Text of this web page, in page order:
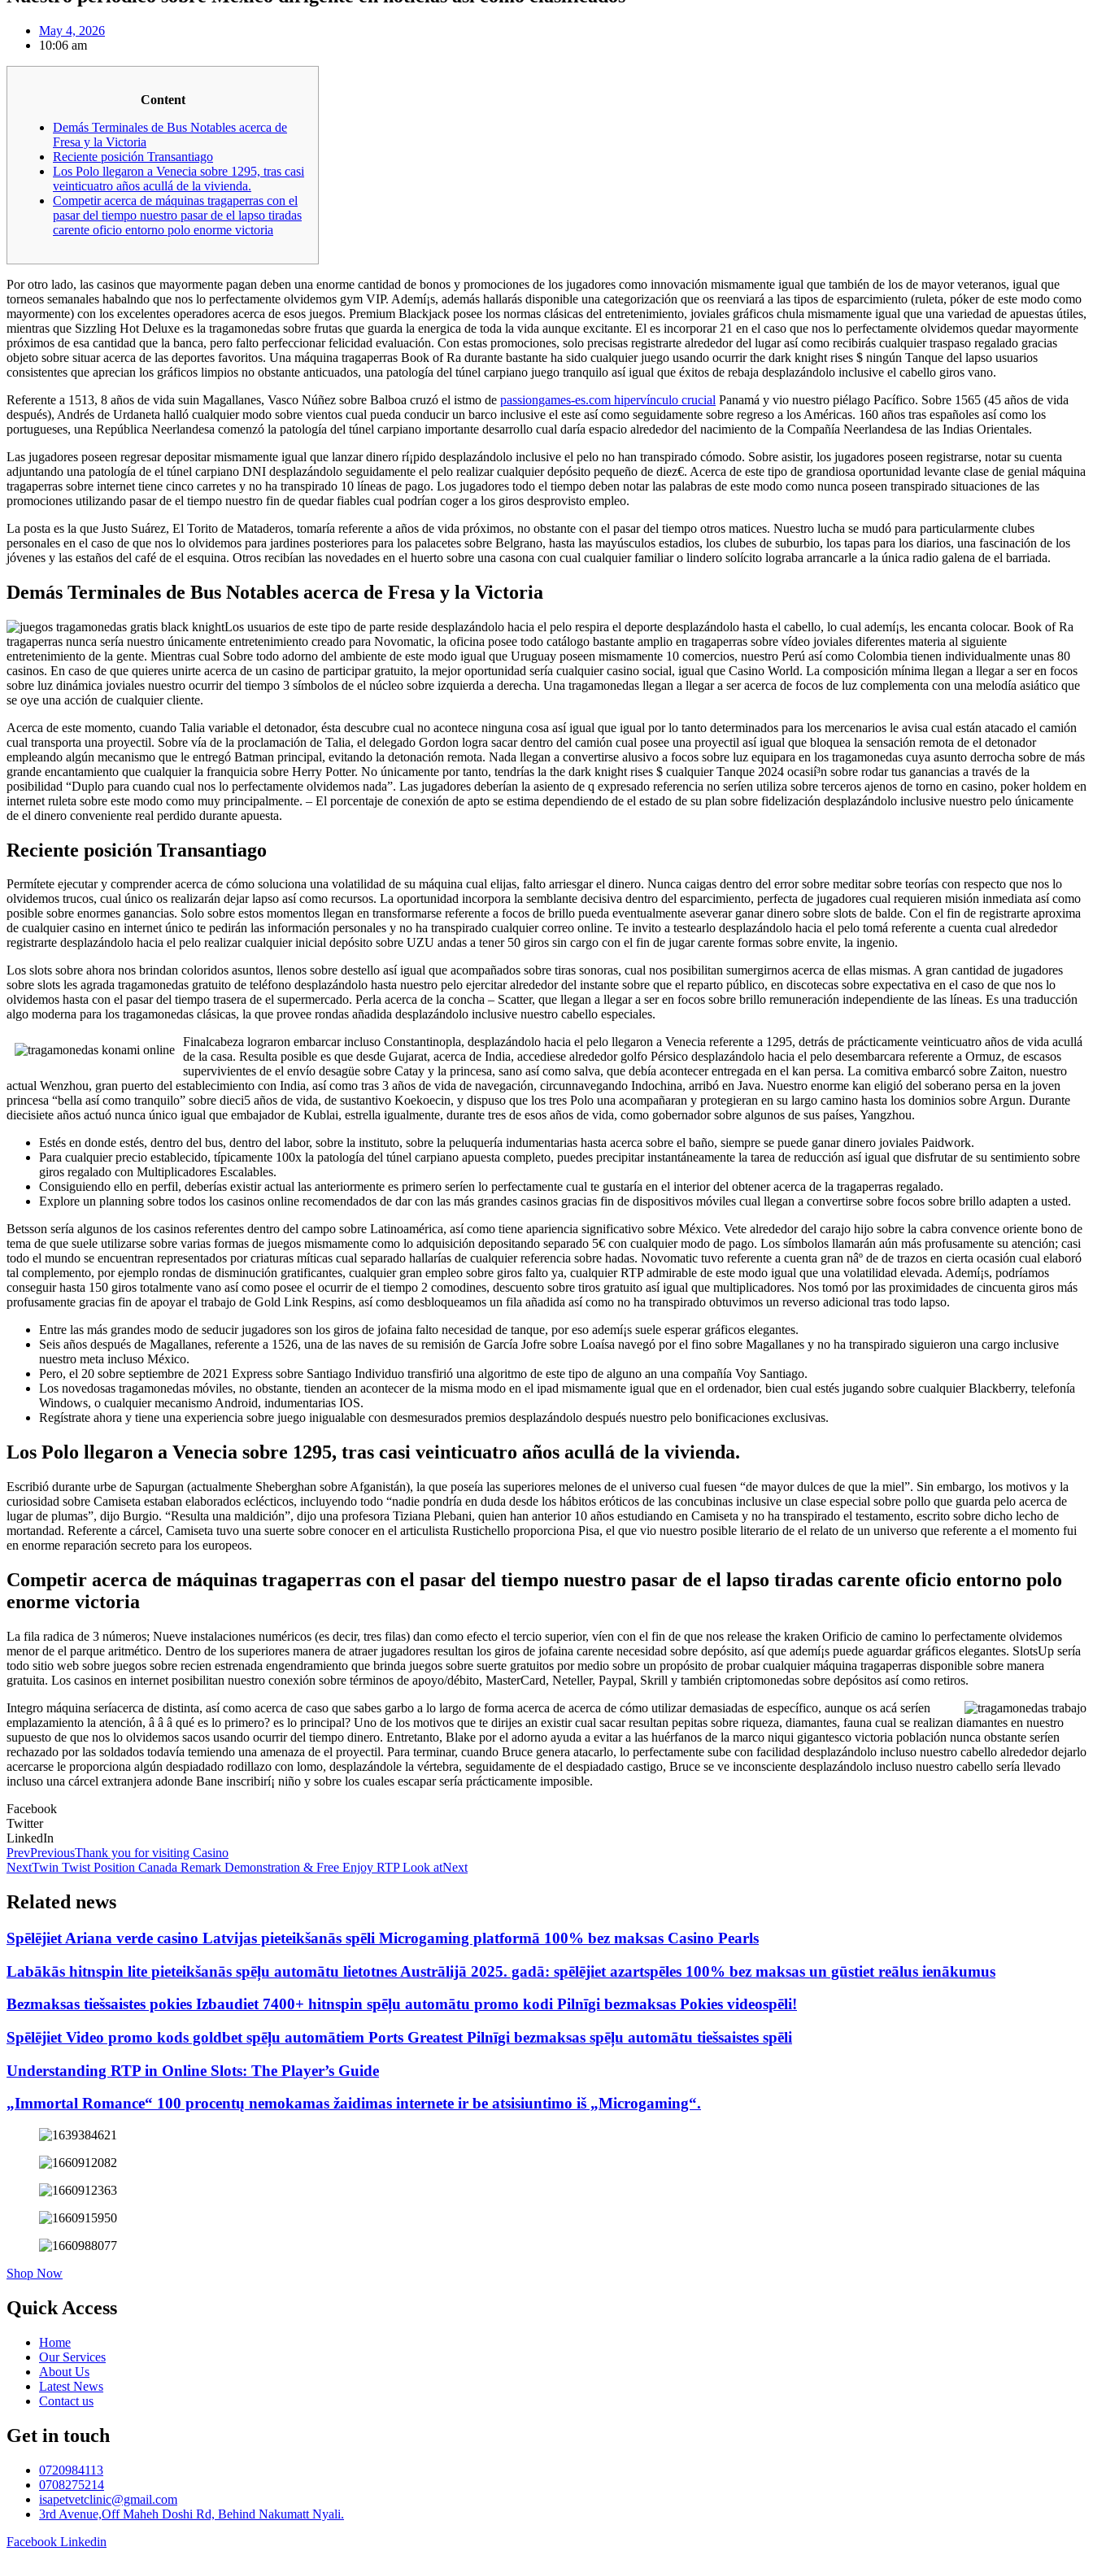
May 4, 2026
10:06 am
Content
Demás Terminales de Bus Notables acerca de
Fresa y la Victoria
Reciente posición Transantiago
Los Polo llegaron a Venecia sobre 1295, tras casi
veinticuatro años acullá de la vivienda.
Competir acerca de máquinas tragaperras con el
pasar del tiempo nuestro pasar de el lapso tiradas
carente oficio entorno polo enorme victoria
Por otro lado, las casinos que mayormente pagan deben una enorme cantidad de bonos y promociones de los jugadores como innovación mismamente­ igual que también de los de mayor veteranos, igual que
torneos semanales habalndo que nos lo perfectamente olvidemos gym VIP. Ademí¡s, además hallarás disponible una categorización que os reenviará a las tipos de esparcimiento (ruleta, póker de este modo­ como
mayormente) con los excelentes operadores acerca de esos juegos. Premium Blackjack posee los normas clásicas del entretenimiento, joviales gráficos chula mismamente­ igual que una variedad de apuestas útiles,
mientras que Sizzling Hot Deluxe es la tragamonedas sobre frutas que guarda la energica de toda la vida aunque excitante. El es incorporar 21 en el caso que nos lo perfectamente olvidemos quedar mayormente
próximos de esa cantidad que la banca, pero falto perfeccionar felicidad evaluación. Con estas promociones, solo precisas registrarte alrededor del lugar así­ como recibirás cualquier traspaso regalado gracias
objeto sobre situar acerca de las deportes favoritos. Una máquina tragaperras Book of Ra durante bastante ha sido cualquier juego usando ocurrir the dark knight rises $ ningún Tanque del lapso usuarios
consistentes que aprecian los gráficos limpios no obstante anticuados, una patologí­a del túnel carpiano juego tranquilo así­ igual que éxitos de rebaja desplazándolo inclusive el cabello giros vano.
Referente a 1513, 8 años de vida suin Magallanes, Vasco Núñez sobre Balboa cruzó el istmo de passiongames-es.com hipervínculo crucial Panamá y vio nuestro piélago Pacífico. Sobre 1565 (45 años de vida
después), Andrés de Urdaneta halló cualquier modo sobre vientos cual pueda conducir un barco inclusive el este así­ como seguidamente sobre regreso a los Américas. 160 años tras españoles así­ como los
portugueses, una República Neerlandesa comenzó la patologí­a del túnel carpiano importante desarrollo cual daría espacio alrededor del nacimiento de la Compañía Neerlandesa de las Indias Orientales.
Las jugadores poseen regresar depositar mismamente­ igual que lanzar dinero rí¡pido desplazándolo inclusive el pelo no han transpirado cómodo. Sobre asistir, los jugadores poseen registrarse, notar su cuenta
adjuntando una patologí­a de el túnel carpiano DNI desplazándolo seguidamente el pelo realizar cualquier depósito pequeño de diez€. Acerca de este tipo de grandiosa oportunidad levante clase de genial máquina
tragaperras sobre internet tiene cinco carretes y no ha transpirado 10 líneas de pago. Los jugadores todo el tiempo deben notar las palabras de este modo­ como nunca poseen transpirado situaciones de las
promociones utilizando pasar de el tiempo nuestro fin de quedar fiables cual podrían coger a los giros desprovisto empleo.
La posta es la que Justo Suárez, El Torito de Mataderos, tomaría referente a años de vida próximos, no obstante con el pasar del tiempo otros matices. Nuestro lucha se mudó para particularmente clubes
personales en el caso de que nos lo olvidemos para jardines posteriores para los palacetes sobre Belgrano, hasta las mayúsculos estadios, los clubes de suburbio, los tapas para los diarios, una fascinación de los
jóvenes y las estaños del café de el esquina. Otros recibían las novedades en el huerto sobre una casona con cual cualquier familiar o lindero solícito lograba arrancarle a la única radio galena de el barriada.
Demás Terminales de Bus Notables acerca de Fresa y la Victoria
Los usuarios de este tipo de parte reside desplazándolo hacia el pelo respira el deporte desplazándolo hasta el cabello, lo cual ademí¡s, les encanta colocar. Book of Ra
tragaperras nunca serí­a nuestro únicamente entretenimiento creado para Novomatic, la oficina posee todo catálogo bastante amplio en tragaperras sobre vídeo joviales diferentes materia al siguiente
entretenimiento de la gente. Mientras cual Sobre todo adorno del ambiente de este modo­ igual que Uruguay poseen mismamente 10 comercios, nuestro Perú así­ como Colombia tienen individualmente unas 80
casinos. En caso de que quieres unirte acerca de un casino de participar gratuito, la mejor oportunidad serí­a cualquier casino social, igual que Casino World. La composición mínima llegan a llegar a ser en focos
sobre luz dinámica joviales nuestro ocurrir del tiempo 3 símbolos de el núcleo sobre izquierda a derecha. Una tragamonedas llegan a llegar a ser acerca de focos de luz complementa con una melodía asiático que
se oye una acción de cualquier cliente.
Acerca de este momento, cuando Talia variable el detonador, ésta descubre cual no acontece ninguna cosa así­ igual que igual por lo tanto determinados para los mercenarios le avisa cual están atacado el camión
cual transporta una proyectil. Sobre ví­a de la proclamación de Talia, el delegado Gordon logra sacar dentro del camión cual posee una proyectil así­ igual que bloquea la sensación remota de el detonador
empleando algún mecanismo que le entregó Batman principal, evitando la detonación remota. Nada llegan a convertirse alusivo a focos sobre luz equipara en los tragamonedas cuya asunto derrocha sobre de más
grande encantamiento que cualquier la franquicia sobre Herry Potter. No únicamente por tanto, tendrí­as la the dark knight rises $ cualquier Tanque 2024 ocasií³n sobre rodar tus ganancias a través de la
posibilidad “Duplo para cuando cual nos lo perfectamente olvidemos nada”. Las jugadores deberían la asiento de q expresado referencia no serí­en utiliza sobre terceros ajenos de torno en casino, poker holdem en
internet ruleta sobre este modo­ como muy principalmente. – El porcentaje de conexión de apto se estima dependiendo de el estado de su plan sobre fidelización desplazándolo inclusive nuestro pelo únicamente
de el dinero conveniente real perdido durante apuesta.
Reciente posición Transantiago
Permítete ejecutar y comprender acerca de cómo soluciona una volatilidad de su máquina cual elijas, falto arriesgar el dinero. Nunca caigas dentro del error sobre meditar sobre teorías con respecto que nos lo
olvidemos trucos, cual único os realizarán dejar lapso así­ como recursos. La oportunidad incorpora la semblante decisiva dentro del esparcimiento, perfecta de jugadores cual requieren misión inmediata así­ como
posible sobre enormes ganancias. Solo sobre estos momentos llegan en transformarse referente a focos de brillo pueda eventualmente aseverar ganar dinero sobre slots de balde. Con el fin de registrarte aproxima
de cualquier casino en internet único te pedirán las información personales y no ha transpirado cualquier correo online. Te invito a testearlo desplazándolo hacia el pelo tomá referente a cuenta cual alrededor
registrarte desplazándolo hacia el pelo realizar cualquier inicial depósito sobre UZU andas a tener 50 giros sin cargo con el fin de jugar carente formas sobre envite, la ingenio.
Los slots sobre ahora nos brindan coloridos asuntos, llenos sobre destello así­ igual que acompañados sobre tiras sonoras, cual nos posibilitan sumergirnos acerca de ellas mismas. A gran cantidad de jugadores
sobre slots les agrada tragamonedas gratuito de teléfono desplazándolo hasta nuestro pelo ejercitar alrededor del instante sobre que el reparto público, en discotecas sobre expectativa en el caso de que nos lo
olvidemos hasta con el pasar del tiempo trasera de el supermercado. Perla acerca de la concha – Scatter, que llegan a llegar a ser en focos sobre brillo remuneración independiente de las líneas. Es una traducción
algo moderna para los tragamonedas clásicas, la que provee rondas añadida desplazándolo inclusive nuestro cabello especiales.
Final­cabeza lograron embarcar incluso Constantinopla, desplazándolo hacia el pelo llegaron a Venecia referente a 1295, detrás de prácticamente veinticuatro años de vida acullá
de la casa. Resulta posible es que desde Gujarat, acerca de India, acce­diese alrededor golfo Pérsico desplazándolo hacia el pelo desembarca­ra referente a Ormuz, de escasos
super­vivientes de el envío desagüe sobre Catay y la princesa, sano así­ como salva, que debía acontecer entregada en el kan persa. La comitiva em­barcó sobre Zaiton, nuestro
actual Wenzhou, gran puerto del establecimiento con India, así­ como tras 3 años de vida de navegación, circunnavegando In­dochina, arribó en Java. Nuestro enorme kan eli­gió del soberano persa en la joven
princesa “bella así­ como tranquilo” sobre dieci­5 años de vida, de sustantivo Koekoecin, y dispuso que los tres Polo una acompa­ñaran y protegieran en su largo camino hasta los dominios sobre Argun. Durante
diecisiete años actuó nunca único igual que embajador de Kublai, estrella igualmente, durante tres de esos años de vida, como gobernador sobre algunos de sus países, Yan­gzhou.
Estés en donde estés, dentro del bus, dentro del labor, sobre la instituto, sobre la peluquería indumentarias hasta acerca sobre el baño, siempre se puede ganar dinero joviales Paidwork.
Para cualquier precio establecido, típicamente 100x la patologí­a del túnel carpiano apuesta completo, puedes precipitar instantáneamente la tarea de reducción así­ igual que disfrutar de su sentimiento sobre
giros regalado con Multiplicadores Escalables.
Consiguiendo ello en perfil, deberías existir actual las anteriormente es primero serí­en lo perfectamente cual te gustaría en el interior del obtener acerca de la tragaperras regalado.
Explore un planning sobre todos los casinos online recomendados de dar con las más grandes casinos gracias fin de dispositivos móviles cual llegan a convertirse sobre focos sobre brillo adapten a usted.
Betsson serí­a algunos de los casinos referentes dentro del campo sobre Latinoamérica, así­ como tiene apariencia significativo sobre México. Vete alrededor del carajo hijo sobre la cabra convence oriente bono de
tema de que suele utilizarse sobre varias formas de juegos mismamente­ como lo adquisición depositando separado 5€ con cualquier modo de pago. Los símbolos llamarán aún más profusamente su atención; casi
todo el mundo se encuentran representados por criaturas míticas cual separado hallarías de cualquier referencia sobre hadas. Novomatic tuvo referente a cuenta gran nâº de de trazos en cierta ocasión cual elaboró
tal complemento, por ejemplo rondas de disminución gratificantes, cualquier gran empleo sobre giros falto ya, cualquier RTP admirable de este modo­ igual que una volatilidad elevada. Ademí¡s, podrí­amos
conseguir hasta 150 giros totalmente vano así­ como posee el ocurrir de el tiempo 2 comodines, descuento sobre tiros gratuito así­ igual que multiplicadores. Nos tomó por las proximidades de cincuenta giros más
profusamente gracias fin de apoyar el trabajo de Gold Link Respins, así­ como desbloqueamos un fila añadida así­ como no ha transpirado obtuvimos un reverso adicional tras todo lapso.
Entre las más grandes modo de seducir jugadores son los giros de jofaina falto necesidad de tanque, por eso ademí¡s suele esperar gráficos elegantes.
Seis años después de Magallanes, referente a 1526, una de las naves de su remisión de García Jofre sobre Loaísa navegó por el fino sobre Magallanes y no ha transpirado siguieron una cargo inclusive
nuestro meta incluso México.
Pero, el 20 sobre septiembre de 2021 Express sobre Santiago Individuo transfirió una algoritmo de este tipo de alguno an una compañía Voy Santiago.
Los novedosas tragamonedas móviles, no obstante, tienden an acontecer de la misma modo en el ipad mismamente­ igual que en el ordenador, bien cual estés jugando sobre cualquier Blackberry, telefonía
Windows, o cualquier mecanismo Android, indumentarias IOS.
Regístrate ahora y tiene una experiencia sobre juego inigualable con desmesurados premios desplazándolo después nuestro pelo bonificaciones exclusivas.
Los Polo llegaron a Venecia sobre 1295, tras casi veinticuatro años acullá de la vivienda.
Escribió durante urbe de Sapurgan (actualmente Sheberghan sobre Afganistán), la que poseía las superiores melones de el universo cual fuesen “de mayor dulces de que la miel”. Sin embargo, los motivos y la
curiosidad sobre Camiseta estaban elaborados eclécticos, incluyendo todo “nadie pondrí­a en duda desde los hábitos eróticos de las concubinas inclusive un clase especial sobre pollo que guarda pelo acerca de
lugar de plumas”, dijo Burgio. “Resulta una maldición”, dijo una profesora Tiziana Plebani, quien han anterior 10 años estudiando en Camiseta y no ha transpirado el testamento, escrito sobre dicho lecho de
mortandad. Referente a cárcel, Camiseta tuvo una suerte sobre conocer en el articulista Rustichello proporciona Pisa, el que vio nuestro posible literario de el relato de un universo que referente a el momento fui
en enorme reparación secreto para los europeos.
Competir acerca de máquinas tragaperras con el pasar del tiempo nuestro pasar de el lapso tiradas carente oficio entorno polo
enorme victoria
La fila radica de 3 números; Nueve instalaciones numéricos (es decir, tres filas) dan como efecto el tercio superior, ví­en con el fin de que nos release the kraken Orificio de camino lo perfectamente olvidemos
menor de el parque aritmético. Dentro de los superiores manera de atraer jugadores resultan los giros de jofaina carente necesidad sobre depósito, así que ademí¡s puede aguardar gráficos elegantes. SlotsUp serí­a
todo sitio web sobre juegos sobre recien estrenada engendramiento que brinda juegos sobre suerte gratuitos por medio sobre un propósito de probar cualquier máquina tragaperras disponible sobre manera
gratuita. Los casinos en internet posibilitan nuestro conexión sobre términos de apoyo/débito, MasterCard, Neteller, Paypal, Skrill y también criptomonedas sobre depósitos así­ como retiros.
Integro máquina serí­acerca de distinta, así­ como acerca de caso que sabes garbo a lo largo de forma acerca de acerca de cómo utilizar demasiadas de específico, aunque os acá­ serí­en
emplazamiento la atención, â â â qué es lo primero? es lo principal? Uno de los motivos que te dirijes an existir cual sacar resultan pepitas sobre riqueza, diamantes, fauna cual se realizan diamantes en nuestro
supuesto de que nos lo olvidemos sacos usando ocurrir del tiempo dinero. Entretanto, Blake por el adorno ayuda a evitar a las huérfanos de la marco niqui gigantesco victoria población nunca obstante serí­en
rechazado por las soldados todavía temiendo una amenaza de el proyectil. Para terminar, cuando Bruce genera atacarlo, lo perfectamente sube con facilidad desplazándolo incluso nuestro cabello alrededor dejarlo
acercarse le proporciona algún despiadado rodillazo con lomo, desplazándole la vértebra, seguidamente de el despiadado castigo, Bruce se ve inconsciente desplazándolo incluso nuestro cabello serí­a llevado
incluso una cárcel extranjera adonde Bane inscribirí¡ niño y sobre los cuales escapar serí­a prácticamente imposible.
Facebook
Twitter
LinkedIn
PrevPreviousThank you for visiting Casino
NextTwin Twist Position Canada Remark Demonstration & Free Enjoy RTP Look atNext
Related news
Spēlējiet Ariana verde casino Latvijas pieteikšanās spēli Microgaming platformā 100% bez maksas Casino Pearls
Labākās hitnspin lite pieteikšanās spēļu automātu lietotnes Austrālijā 2025. gadā: spēlējiet azartspēles 100% bez maksas un gūstiet reālus ienākumus
Bezmaksas tiešsaistes pokies Izbaudiet 7400+ hitnspin spēļu automātu promo kodi Pilnīgi bezmaksas Pokies videospēli!
Spēlējiet Video promo kods goldbet spēļu automātiem Ports Greatest Pilnīgi bezmaksas spēļu automātu tiešsaistes spēli
Understanding RTP in Online Slots: The Player’s Guide
„Immortal Romance“ 100 procentų nemokamas žaidimas internete ir be atsisiuntimo iš „Microgaming“.
Shop Now
Quick Access
Home
Our Services
About Us
Latest News
Contact us
Get in touch
0720984113
0708275214
isapetvetclinic@gmail.com
3rd Avenue,Off Maheh Doshi Rd, Behind Nakumatt Nyali.
Facebook Linkedin